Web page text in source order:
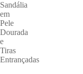
Sandália
em
Pele
Dourada
e
Tiras
Entrançadas